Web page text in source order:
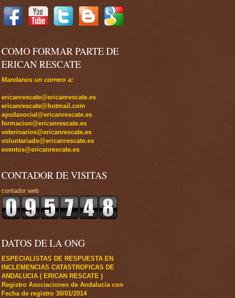
COMO FORMAR PARTE DE
ERICAN RESCATE
Mandanos un correro a:
ericanrescate@ericanrescate.es
ericanrescate@hotmail.com
ayudasocial@ericanrescate.es
formacion@ericanrescate.es
veterinarios@ericanrescate.es
voluntariado@ericanrescate.es
eventos@ericanrescate.es
CONTADOR DE VISITAS
contador web
DATOS DE LA ONG
ESPECIALISTAS DE RESPUESTA EN
INCLEMENCIAS CATASTROFICAS DE
ANDALUCIA ( ERICAN RESCATE )
Registro Asociaciones de Andalucia con
Fecha de registro 30/01/2014